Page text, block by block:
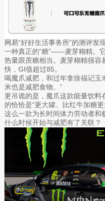
网易“好好生活事务所”的测评
一种真正的“糖”——麦芽糊精。
热量跟蔗糖相当。麦芽糊精很容
快，GI值超过85。
喝魔爪减肥，和过年拿徐福记玉
米也是减肥食物。”
更吊诡的是，魔爪这款能量饮
的恰恰是“更大罐、比红牛加糖
这么一款为长时间体力劳动者和
什么时候开始与减肥有了关联？